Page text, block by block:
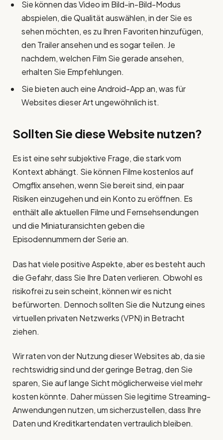
Sie können das Video im Bild-in-Bild-Modus
abspielen, die Qualität auswählen, in der Sie es
sehen möchten, es zu Ihren Favoriten hinzufügen,
den Trailer ansehen und es sogar teilen. Je
nachdem, welchen Film Sie gerade ansehen,
erhalten Sie Empfehlungen.
Sie bieten auch eine Android-App an, was für
Websites dieser Art ungewöhnlich ist.
Sollten Sie diese Website nutzen?
Es ist eine sehr subjektive Frage, die stark vom
Kontext abhängt. Sie können Filme kostenlos auf
Omgflix ansehen, wenn Sie bereit sind, ein paar
Risiken einzugehen und ein Konto zu eröffnen. Es
enthält alle aktuellen Filme und Fernsehsendungen
und die Miniaturansichten geben die
Episodennummern der Serie an.
Das hat viele positive Aspekte, aber es besteht auch
die Gefahr, dass Sie Ihre Daten verlieren. Obwohl es
risikofrei zu sein scheint, können wir es nicht
befürworten. Dennoch sollten Sie die Nutzung eines
virtuellen privaten Netzwerks (VPN) in Betracht
ziehen.
Wir raten von der Nutzung dieser Websites ab, da sie
rechtswidrig sind und der geringe Betrag, den Sie
sparen, Sie auf lange Sicht möglicherweise viel mehr
kosten könnte. Daher müssen Sie legitime Streaming-
Anwendungen nutzen, um sicherzustellen, dass Ihre
Daten und Kreditkartendaten vertraulich bleiben.